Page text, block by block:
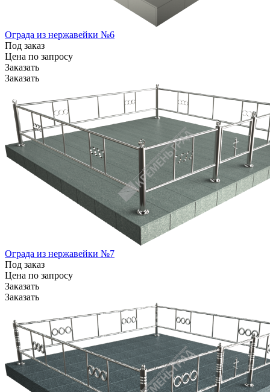
Ограда из нержавейки №6
Под заказ
Цена по запросу
Заказать
Заказать
Ограда из нержавейки №7
Под заказ
Цена по запросу
Заказать
Заказать